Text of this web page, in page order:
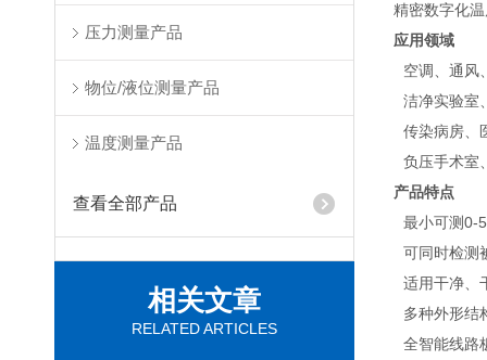
压力测量产品
物位/液位测量产品
温度测量产品
查看全部产品
相关文章
RELATED ARTICLES
精密数字化
应用领域
• 空调、通风
• 洁净实验室
• 传染病房、
• 负压手术室
产品特点
• 最小可测0-
• 可同时检测
• 适用干净、
• 多种外形结
• 全智能线路